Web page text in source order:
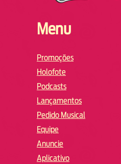
Menu
Promoções
Holofote
Podcasts
Lançamentos
Pedido Musical
Equipe
Anuncie
Aplicativo